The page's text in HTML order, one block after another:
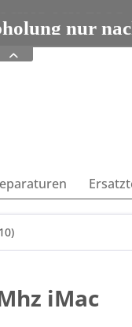
nur
seit 1993
iMac